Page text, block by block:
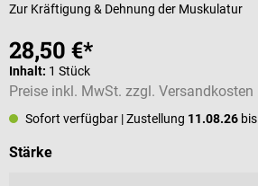
Zur Kräftigung & Dehnung der Muskulatur
28,50 €*
Inhalt: 1 Stück
Preise inkl. MwSt. zzgl. Versandkosten
Sofort verfügbar | Zustellung 11.08.26 bis
Stärkeauswählen